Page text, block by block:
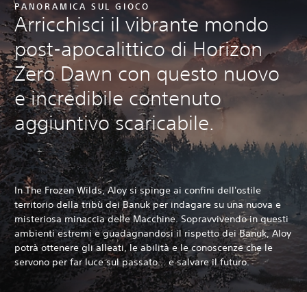
PANORAMICA SUL GIOCO
Arricchisci il vibrante mondo
post-apocalittico di Horizon
Zero Dawn con questo nuovo
e incredibile contenuto
aggiuntivo scaricabile.
In The Frozen Wilds, Aloy si spinge ai confini dell'ostile
territorio della tribù dei Banuk per indagare su una nuova e
misteriosa minaccia delle Macchine. Sopravvivendo in questi
ambienti estremi e guadagnandosi il rispetto dei Banuk, Aloy
potrà ottenere gli alleati, le abilità e le conoscenze che le
servono per far luce sul passato... e salvare il futuro.